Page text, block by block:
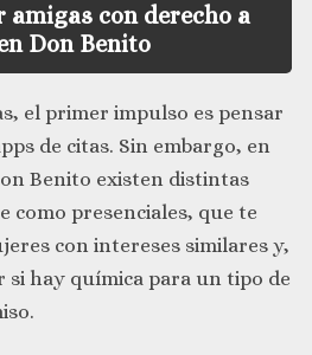
amigas con derecho a
Don Benito
el primer impulso es pensar
de citas. Sin embargo, en
Benito existen distintas
como presenciales, que te
con intereses similares y,
si hay química para un tipo de